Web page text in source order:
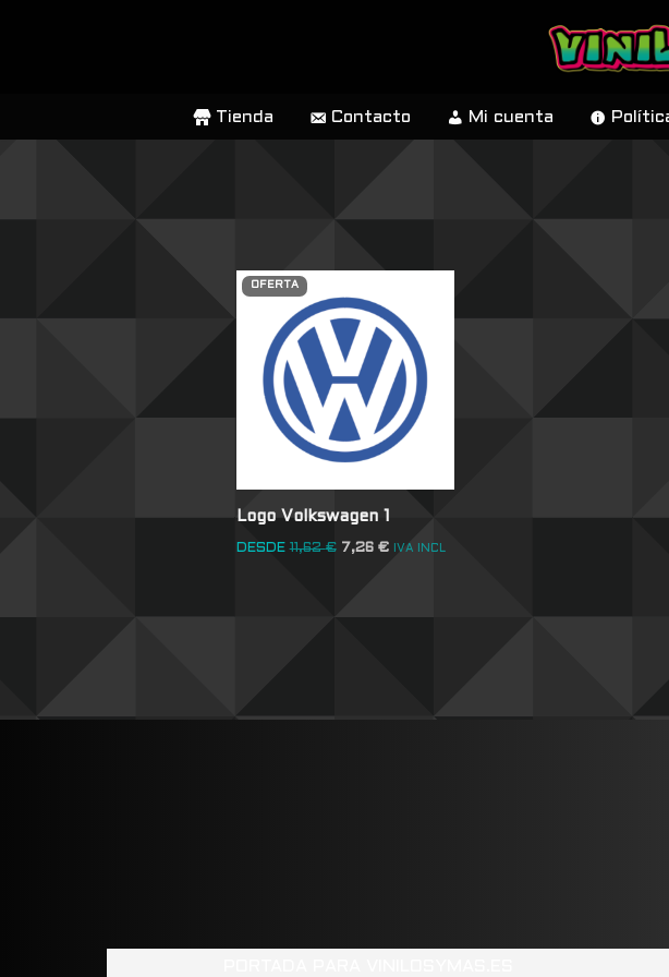
Tienda Contacto Mi cuenta
OFERTA
Logo Volkswagen 1
DESDE 11,62€ 7,26 € IVA INCL